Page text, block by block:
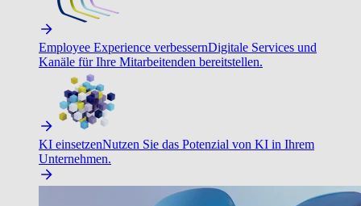
Employee Experience verbessernDigitale Services und
Kanäle für Ihre Mitarbeitenden bereitstellen.
KI einsetzenNutzen Sie das Potenzial von KI in Ihrem
Unternehmen.